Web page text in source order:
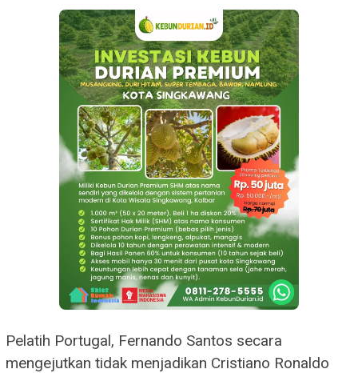
Pelatih Portugal, Fernando Santos secara
mengejutkan tidak menjadikan Cristiano Ronaldo